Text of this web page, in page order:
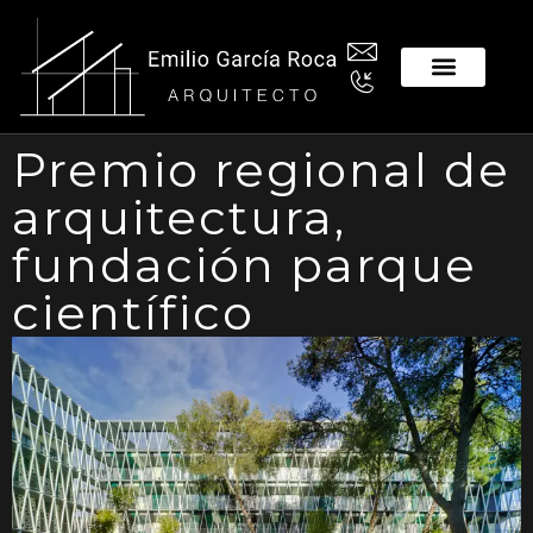
Premio regional de
arquitectura,
fundación parque
científico